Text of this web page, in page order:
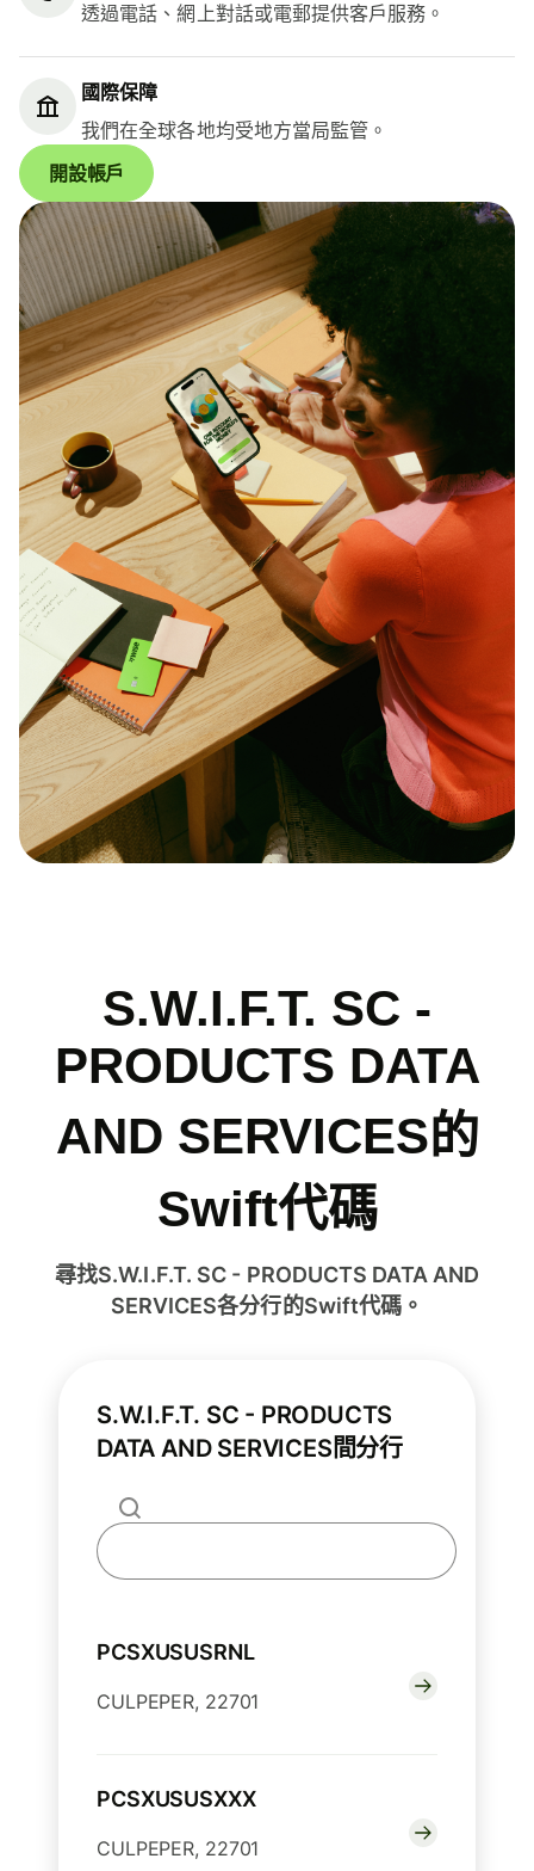
透過電話、網上對話或電郵提供客戶服務。
國際保障
我們在全球各地均受地方當局監管。
開設帳戶
S.W.I.F.T. SC -
PRODUCTS DATA
AND SERVICES的
Swift代碼
尋找S.W.I.F.T. SC - PRODUCTS DATA AND
SERVICES各分行的Swift代碼。
S.W.I.F.T. SC - PRODUCTS
DATA AND SERVICES間分行
PCSXUSUSRNL
CULPEPER, 22701
PCSXUSUSXXX
CULPEPER, 22701